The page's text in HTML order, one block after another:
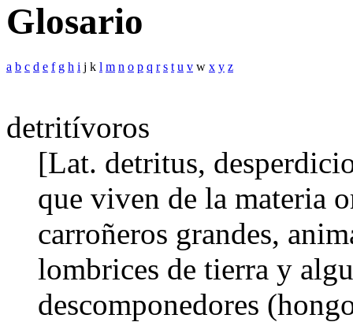
Glosario
a b c d e f g h i j k l m n o p q r s t u v w x y z
detritívoros
[Lat. detritus,
que viven de la materia
carroñeros grandes,
lombrices de tierra y
descomponedores